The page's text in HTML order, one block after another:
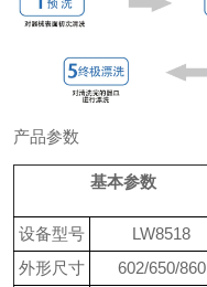
产品参数
基本参数
设备型号 LW8518
外形尺寸
602/650/860